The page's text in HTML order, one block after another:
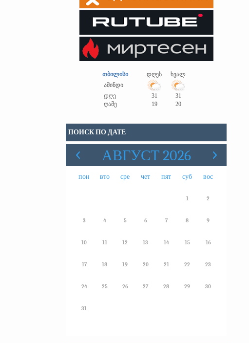
თბილისი დღეს
ხვალ
ამინდი
დღე
31
31
ღამე
19 20
ПОИСК ПО ДАТЕ
АВГУСТ 2026
пон вто сре чет пят суб вос
1 2
3 4 5 6 7 8 9
10 11 12 13 14 15 16
17 18 19 20 21 22 23
24 25 26 27 28 29 30
31